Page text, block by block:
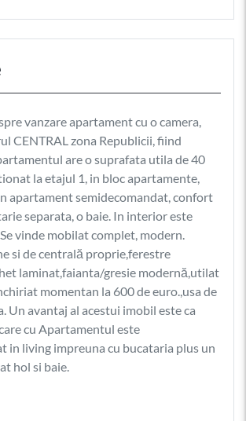
vanzare apartament cu o camera,
CENTRAL zona Republicii, fiind
are o suprafata utila de 40
la etajul 1, in bloc apartamente,
apartament semidecomandat, confort
separata, o baie. In interior este
vinde mobilat complet, modern.
si de centrală proprie,ferestre
laminat,faianta/gresie modernă,utilat
momentan la 600 de euro.,usa de
Un avantaj al acestui imobil este ca
cu Apartamentul este
in living impreuna cu bucataria plus un
hol si baie.